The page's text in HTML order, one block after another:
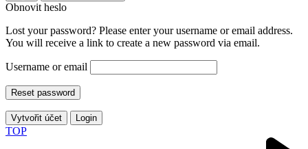
Obnovit heslo
Lost your password? Please enter your username or email address.
You will receive a link to create a new password via email.
Username or email
Reset password
Vytvořit účet Login
TOP